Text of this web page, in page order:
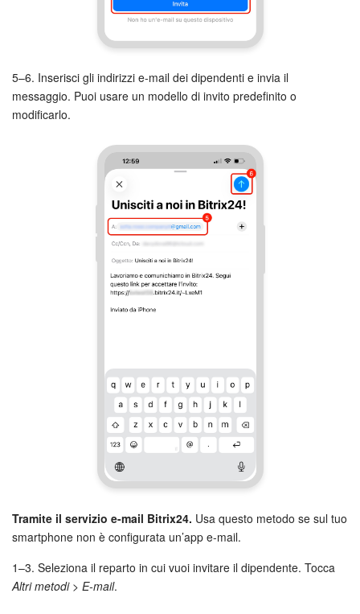
5–6. Inserisci gli indirizzi e-mail dei dipendenti e invia il
messaggio. Puoi usare un modello di invito predefinito o
modificarlo.
Tramite il servizio e-mail Bitrix24. Usa questo metodo se sul tuo
smartphone non è configurata un’app e-mail.
1–3. Seleziona il reparto in cui vuoi invitare il dipendente. Tocca
Altri metodi > E-mail.